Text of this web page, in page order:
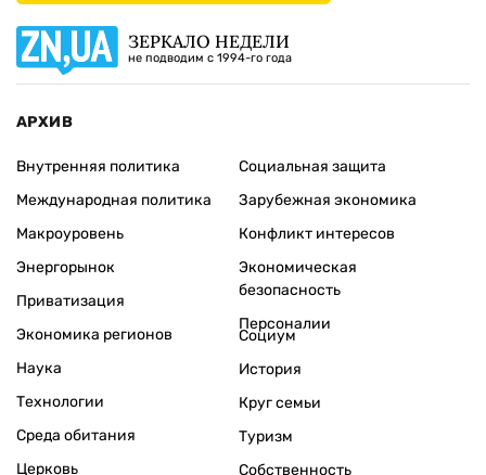
ЗЕРКАЛО НЕДЕЛИ
не подводим с 1994-го года
АРХИВ
Внутренняя политика
Международная политика
Макроуровень
Энергорынок
Приватизация
Экономика регионов
Социальная защита
Зарубежная экономика
Конфликт интересов
Экономическая
безопасность
Персоналии
Наука
Технологии
Среда обитания
Церковь
Социум
История
Круг семьи
Туризм
Собственность